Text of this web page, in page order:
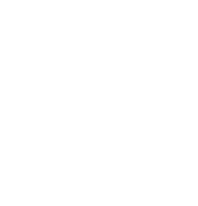
комбинирована